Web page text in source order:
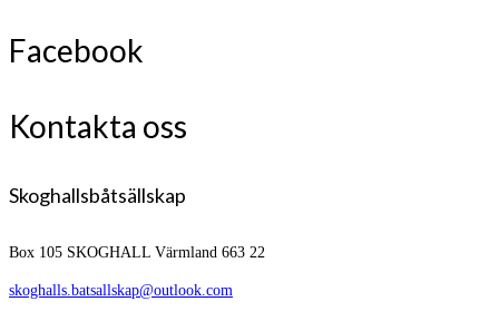
Facebook
Kontakta oss
Skoghallsbåtsällskap
Box 105 SKOGHALL Värmland 663 22
skoghalls.batsallskap@outlook.com